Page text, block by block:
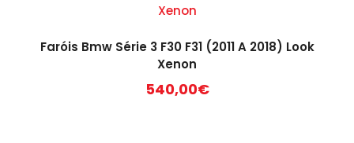
Faróis Bmw Série 3 F30 F31 (2011 A 2018) Look
Xenon
540,00€